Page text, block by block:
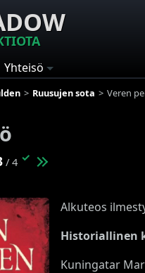
Yhteisö
Ruusujen sota Veren
/ 4 ✓
Alkuteos
Historiallinen
Kuningatar